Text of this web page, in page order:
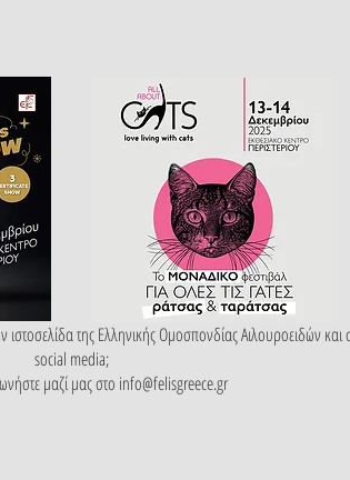
ιστοσελίδα της Ελληνικής Ομοσπονδίας Αιλουροειδών και
social media;
μαζί μας στο info@felisgreece.gr